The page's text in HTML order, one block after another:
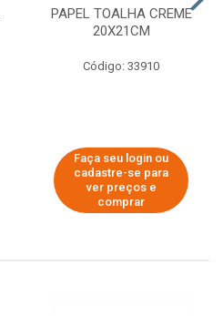
PAPEL TOALHA CREME
20X21CM
Código: 33910
Faça seu login ou
cadastre-se para
ver preços e
comprar